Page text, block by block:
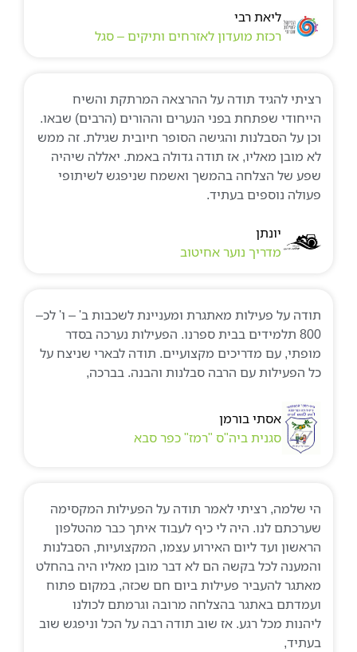
ליאת רבי
רכזת מועדון לאזרחים ותיקים – סגל
רציתי להגיד תודה על ההרצאה המרתקת והשיח
הייחודי שפתחת בפני הנערים וההורים (הרבים) שבאו.
וכן על הסבלנות והגישה הסופר חיובית שגילת. זה ממש
לא מובן מאליו, אז תודה גדולה באמת. יאללה שיהיה
שפע של הצלחה בהמשך ואשמח שניפגש לשיתופי
פעולה נוספים בעתיד.
יונתן
מדריך נוער אחיטוב
תודה על פעילות מאתגרת ומעניינת לשכבות ב' – ו' לכ–
800 תלמידים בבית ספרנו. הפעילות נערכה בסדר
מופתי, עם מדריכים מקצועיים. תודה לבארי שניצח על
כל הפעילות עם הרבה סבלנות והבנה. בברכה,
אסתי בורמן
סגנית ביה"ס "רמז" כפר סבא
הי שלמה, רציתי לאמר תודה על הפעילות המקסימה
שערכתם לנו. היה לי כיף לעבוד איתך כבר מהטלפון
הראשון ועד ליום האירוע עצמו, המקצועיות, הסבלנות
והמענה לכל בקשה הם לא דבר מובן מאליו היה בהחלט
מאתגר להעביר פעילות ביום חם שכזה, במקום פתוח
ועמדתם באתגר בהצלחה מרובה וגרמתם לכולנו
ליהנות מכל רגע. אז שוב תודה רבה על הכל וניפגש שוב
בעתיד,